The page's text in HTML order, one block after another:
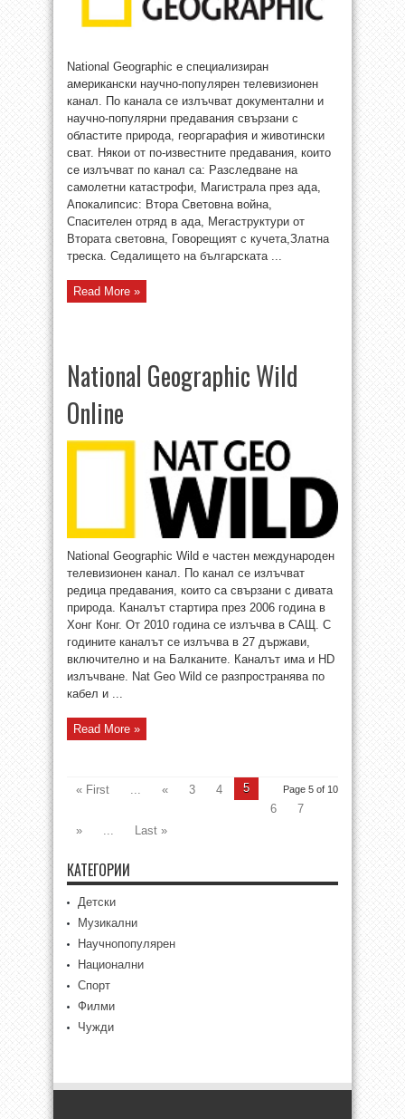
National Geographic е специализиран
американски научно-популярен телевизионен
канал. По канала се излъчват документални и
научно-популярни предавания свързани с
областите природа, георгарафия и животински
сват. Някои от по-известните предавания, които
се излъчват по канал са: Разследване на
самолетни катастрофи, Магистрала през ада,
Апокалипсис: Втора Световна война,
Спасителен отряд в ада, Мегаструктури от
Втората световна, Говорещият с кучета,Златна
треска. Седалището на българската ...
Read More »
National Geographic Wild
Online
National Geographic Wild е частен международен
телевизионен канал. По канал се излъчват
редица предавания, които са свързани с дивата
природа. Каналът стартира през 2006 година в
Хонг Конг. От 2010 година се излъчва в САЩ. С
годините каналът се излъчва в 27 държави,
включително и на Балканите. Каналът има и HD
излъчване. Nat Geo Wild се разпространява по
кабел и ...
Read More »
Page 5 of 10
« First ... « 3 4
5
6
7
»
... Last »
КАТЕГОРИИ
Детски
Музикални
Научнопопулярен
Национални
Спорт
Филми
Чужди